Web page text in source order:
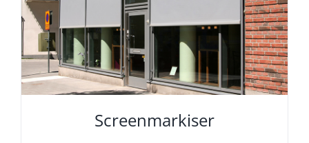
Screenmarkiser